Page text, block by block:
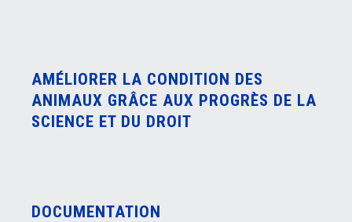
AMÉLIORER LA CONDITION DES
ANIMAUX GRÂCE AUX PROGRÈS DE LA
SCIENCE ET DU DROIT
DOCUMENTATION